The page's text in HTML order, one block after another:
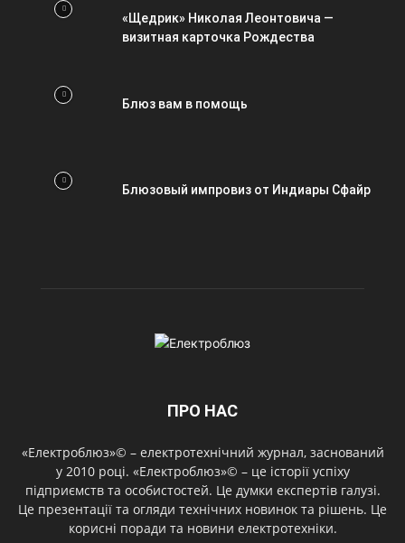
«Щедрик» Николая Леонтовича —
визитная карточка Рождества
Блюз вам в помощь
Блюзовый импровиз от Индиары Сфайр
ПРО НАС
«Електроблюз»© – електротехнічний журнал, заснований
у 2010 році. «Електроблюз»© – це історії успіху
підприємств та особистостей. Це думки експертів галузі.
Це презентації та огляди технічних новинок та рішень. Це
корисні поради та новини електротехніки.